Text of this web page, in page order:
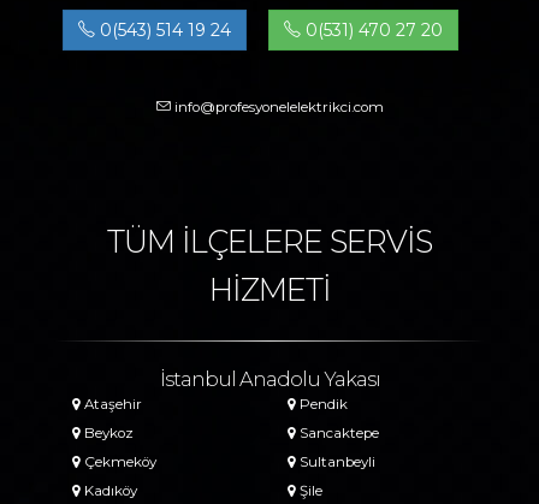
0(543) 514 19 24 0(531) 470 27 20
info@profesyonelelektrikci.com
TÜM İLÇELERE SERVİS
HİZMETİ
İstanbul Anadolu Yakası
Ataşehir
Beykoz
Çekmeköy
Kadıköy
Pendik
Sancaktepe
Sultanbeyli
Şile